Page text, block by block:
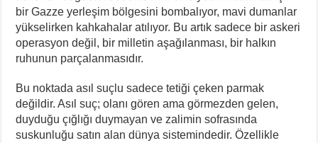
bir Gazze yerleşim bölgesini bombalıyor, mavi dumanlar
yükselirken kahkahalar atılıyor. Bu artık sadece bir askeri
operasyon değil, bir milletin aşağılanması, bir halkın
ruhunun parçalanmasıdır.
Bu noktada asıl suçlu sadece tetiği çeken parmak
değildir. Asıl suç; olanı gören ama görmezden gelen,
duyduğu çığlığı duymayan ve zalimin sofrasında
suskunluğu satın alan dünya sistemindedir. Özellikle